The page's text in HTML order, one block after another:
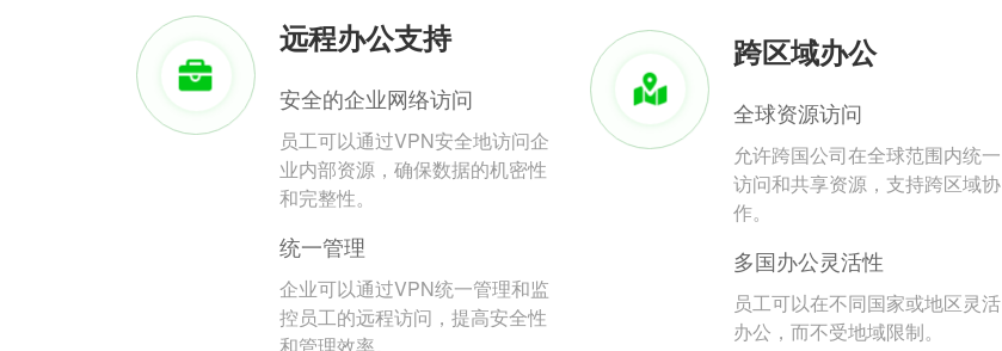
远程办公支持
安全的企业网络访问
员工可以通过VPN安全地访问企
业内部资源，确保数据的机密性
和完整性。
统一管理
企业可以通过VPN统一管理和监
控员工的远程访问，提高安全性
跨区域办公
全球资源访问
允许跨国公司在全球范围内统一
访问和共享资源，支持跨区域协
作。
多国办公灵活性
员工可以在不同国家或地区灵活
办公，而不受地域限制。